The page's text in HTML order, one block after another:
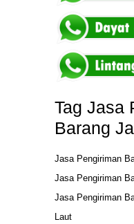
Tag Jasa
Barang
Jasa Pengiriman
Jasa Pengiriman
Jasa Pengiriman
Laut